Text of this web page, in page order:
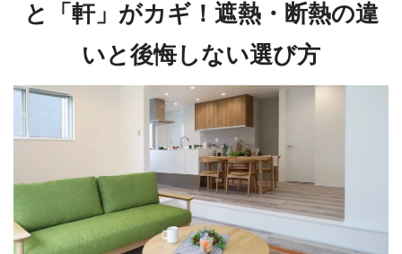
と「軒」がカギ！遮熱・断熱の違
いと後悔しない選び方